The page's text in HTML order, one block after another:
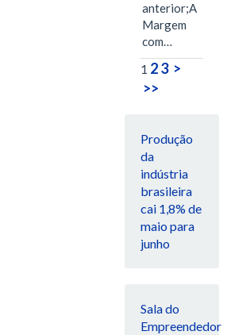
anterior;A
Margem
com…
1 23 >
>>
Produção
da
indústria
brasileira
cai 1,8% de
maio para
junho
Sala do
Empreendedor